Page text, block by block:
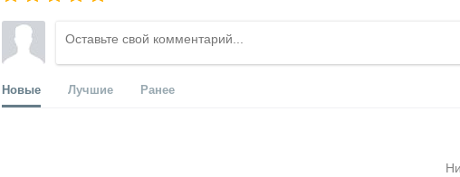
Новые Лучшие Ранее